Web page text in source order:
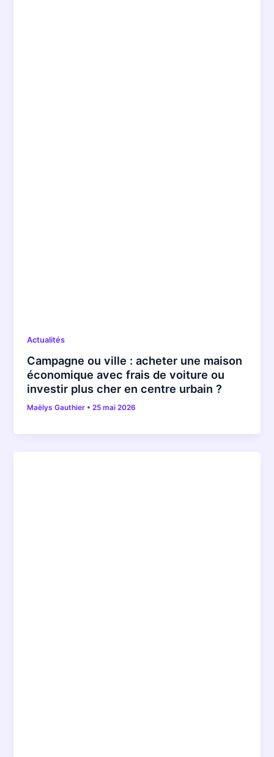
Actualités
Campagne ou ville : acheter une maison
économique avec frais de voiture ou
investir plus cher en centre urbain ?
Maëlys Gauthier •25 mai 2026